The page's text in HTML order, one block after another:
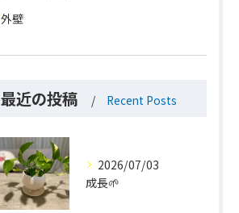
外壁
最近の投稿 Recent Posts
2026/07/03
成長🌱